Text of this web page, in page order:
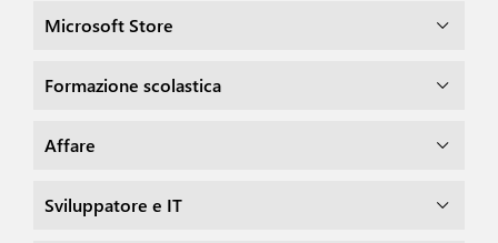
Microsoft Store
Formazione scolastica
Affare
Sviluppatore e IT